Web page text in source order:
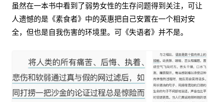
虽然在一本书中看到了弱势女性的生存问题得到关注，可让
人遗憾的是《素食者》中的英惠把自己安置在一个相对安
全，但也是自我伤害的环境里。可《失语者》并不是。